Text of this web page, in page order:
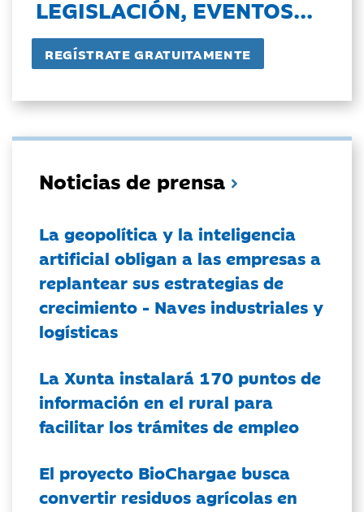
LEGISLACIÓN, EVENTOS...
Noticias de prensa
La geopolítica y la inteligencia
artificial obligan a las empresas a
replantear sus estrategias de
crecimiento - Naves industriales y
logísticas
La Xunta instalará 170 puntos de
información en el rural para
facilitar los trámites de empleo
El proyecto BioChargae busca
convertir residuos agrícolas en